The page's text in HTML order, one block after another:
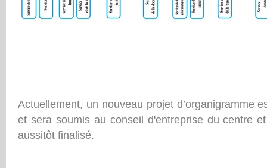
Actuellement, un nouveau projet d’organigramme
et sera soumis au conseil d'entreprise du centre
aussitôt finalisé.